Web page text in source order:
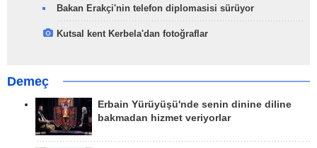
Bakan Erakçi'nin telefon diplomasisi sürüyor
Kutsal kent Kerbela'dan fotoğraflar
Demeç
Erbain Yürüyüşü'nde senin dinine diline
bakmadan hizmet veriyorlar